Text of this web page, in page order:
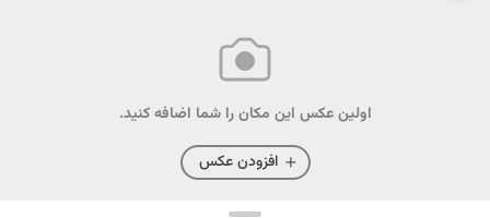
اولین عکس این مکان را شما اضافه کنید.
افزودن عکس